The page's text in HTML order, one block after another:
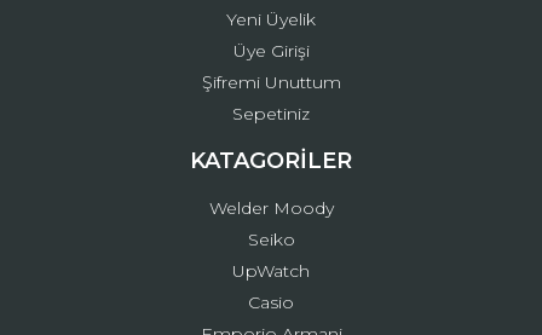
Yeni Üyelik
Üye Girişi
Şifremi Unuttum
Sepetiniz
KATAGORİLER
Welder Moody
Seiko
UpWatch
Casio